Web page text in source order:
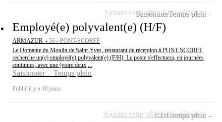
Employé(e) polyvalent(e) (H/F)
ARMAZUR - 56 - PONT-SCORFF
Le Domaine du Moulin de Saint-Yves, restaurant de réception à PONT-SCORFF,
recherche un(e) employé(e) polyvalent(e) (F/H). Le poste s'effectuera, en journées
continues, avec une (voire deux,...
Saisonnier - Temps plein
Publié il y a 10 jours
SaisonnierTemps plein
Ajouter cette offre à ma sélection
CDITemps plein
Ajouter cette offre à ma sélection